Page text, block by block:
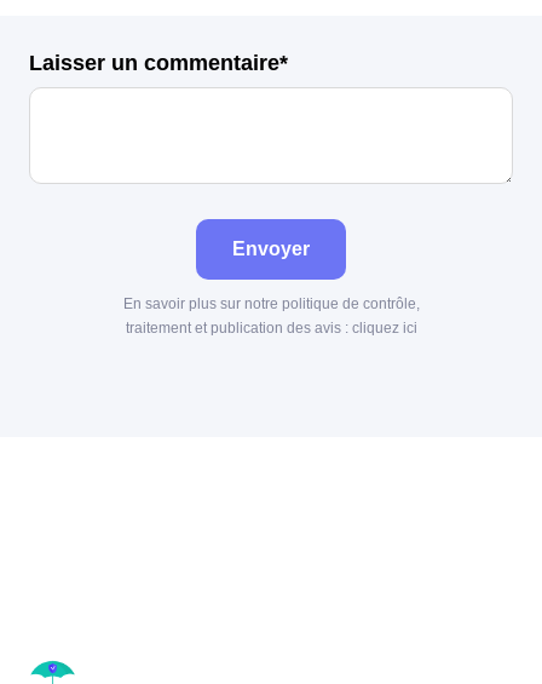
Laisser un commentaire*
Envoyer
En savoir plus sur notre politique de contrôle,
traitement et publication des avis : cliquez ici